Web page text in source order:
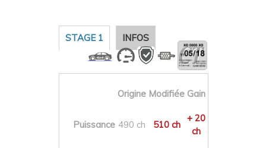
STAGE 1 INFOS
Origine Modifiée Gain
Puissance 490 ch 510 ch
+ 20
ch